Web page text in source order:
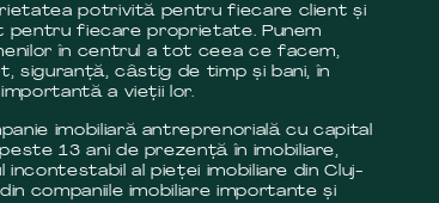
potrivită pentru fiecare client și
pentru fiecare proprietate. Punem
în centrul a tot ceea ce facem,
siguranță, câstig de timp și bani, în
a vieții lor.
imobiliară antreprenorială cu capital
13 ani de prezență în imobiliare,
incontestabil al pieței imobiliare din Cluj-
companiile imobiliare importante și